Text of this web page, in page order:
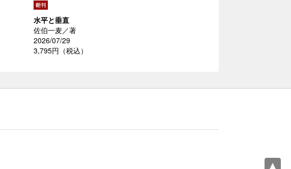
水平と垂直
佐伯一麦／著
2026/07/29
3,795円（税込）